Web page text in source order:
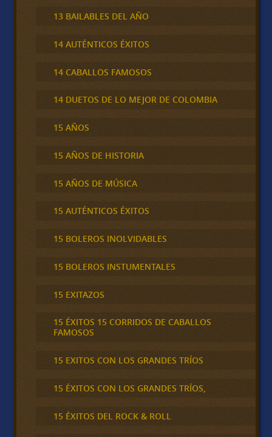
13 BAILABLES DEL AÑO
14 AUTÉNTICOS ÉXITOS
14 CABALLOS FAMOSOS
14 DUETOS DE LO MEJOR DE COLOMBIA
15 AÑOS
15 AÑOS DE HISTORIA
15 AÑOS DE MÚSICA
15 AUTÉNTICOS ÉXITOS
15 BOLEROS INOLVIDABLES
15 BOLEROS INSTUMENTALES
15 EXITAZOS
15 ÉXITOS 15 CORRIDOS DE CABALLOS
FAMOSOS
15 EXITOS CON LOS GRANDES TRÍOS
15 ÉXITOS CON LOS GRANDES TRÍOS,
15 ÉXITOS DEL ROCK & ROLL